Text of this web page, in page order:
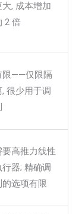
大, 成本增加
2 倍
限——仅限隔
, 很少用于调
要高推力线性
行器; 精确调
的选项有限